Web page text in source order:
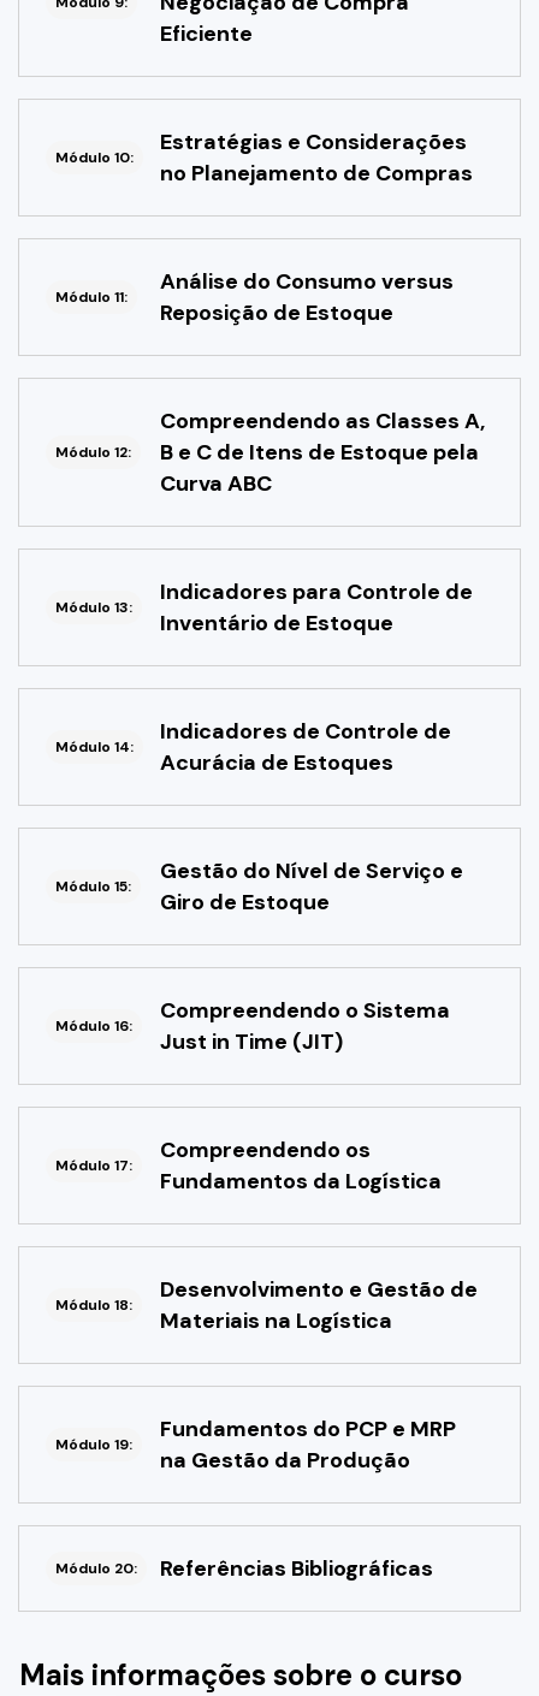
Eficiente
Módulo 10:
Estratégias e Considerações
no Planejamento de Compras
Módulo 11:
Análise do Consumo versus
Reposição de Estoque
Módulo 12:
Compreendendo as Classes A,
B e C de Itens de Estoque pela
Curva ABC
Módulo 13:
Indicadores para Controle de
Inventário de Estoque
Módulo 14:
Indicadores de Controle de
Acurácia de Estoques
Módulo 15:
Gestão do Nível de Serviço e
Giro de Estoque
Módulo 16:
Compreendendo o Sistema
Just in Time (JIT)
Módulo 17:
Compreendendo os
Fundamentos da Logística
Módulo 18:
Desenvolvimento e Gestão de
Materiais na Logística
Módulo 19:
Fundamentos do PCP e MRP
na Gestão da Produção
Módulo 20: Referências Bibliográficas
Mais informações sobre o curso